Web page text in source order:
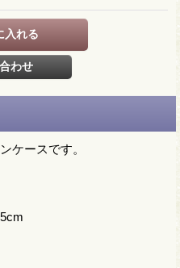
ケースです。